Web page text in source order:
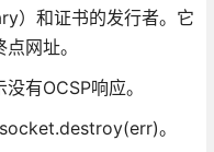
）和证书的发行者。它
网址。
有OCSP响应。
。